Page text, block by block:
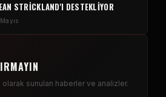
STRICKLAND'I DESTEKLIYOR
olarak sunulan haberler ve analizler.